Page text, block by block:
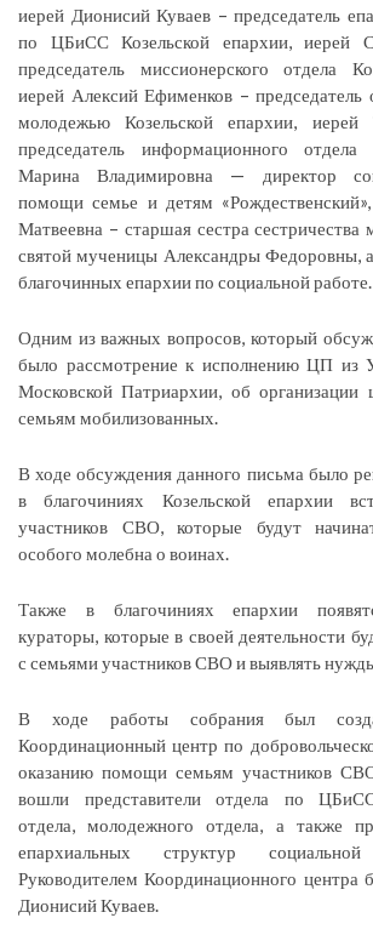
иерей Дионисий Куваев – председатель
по ЦБиСС Козельской епархии, иерей
председатель миссионерского отдела
иерей Алексий Ефименков – председатель
молодежью Козельской епархии,
председатель информационного отдела
Марина Владимировна — директор
помощи семье и детям
Матвеевна – старшая сестра сестричества
святой мученицы Александры Федоровны,
благочинных епархии по социальной работе.
Одним из важных вопросов, который
было рассмотрение к исполнению ЦП из
Московской Патриархии, об организации
семьям мобилизованных.
В ходе обсуждения данного письма было
в благочиниях Козельской епархии
участников СВО, которые будут
особого молебна о воинах.
Также в благочиниях епархии
кураторы, которые в своей деятельности
с семьями участников СВО и выявлять
В ходе работы собрания был
Координационный центр по
оказанию помощи семьям участников
вошли представители отдела по
отдела, молодежного отдела, а также
епархиальных структур социальной
Руководителем Координационного центра
Дионисий Куваев.